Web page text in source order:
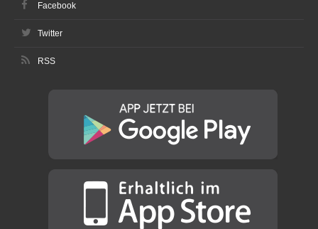
Facebook
Twitter
RSS